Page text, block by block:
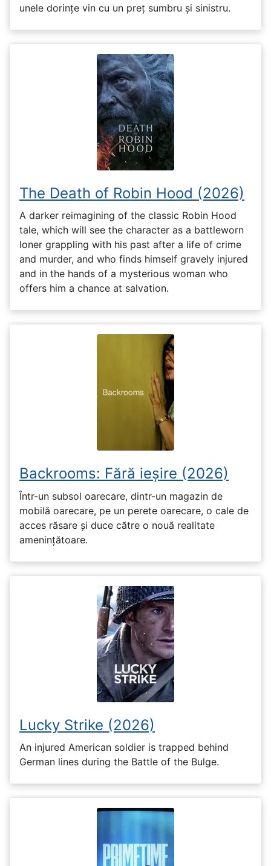
unele dorințe vin cu un preț sumbru și sinistru.
The Death of Robin Hood (2026)
A darker reimagining of the classic Robin Hood
tale, which will see the character as a battleworn
loner grappling with his past after a life of crime
and murder, and who finds himself gravely injured
and in the hands of a mysterious woman who
offers him a chance at salvation.
Backrooms: Fără ieșire (2026)
Într-un subsol oarecare, dintr-un magazin de
mobilă oarecare, pe un perete oarecare, o cale de
acces răsare și duce către o nouă realitate
amenințătoare.
Lucky Strike (2026)
An injured American soldier is trapped behind
German lines during the Battle of the Bulge.